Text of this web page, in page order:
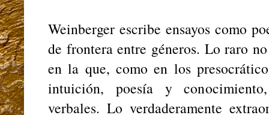
Weinberger escribe ensayos como
de frontera entre géneros. Lo raro
en la que, como en los
intuición, poesía y
verbales. Lo verdaderamente